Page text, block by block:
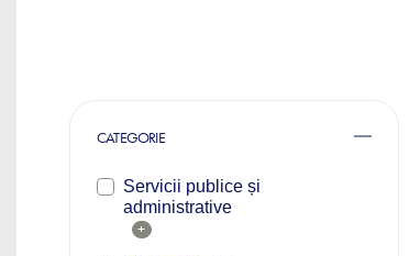
CATEGORIE
Servicii publice și
administrative
+